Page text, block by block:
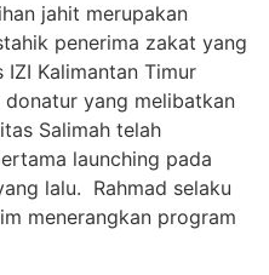
jahit merupakan
penerima zakat yang
Kalimantan Timur
donatur yang melibatkan
Salimah telah
launching pada
lalu. Rahmad selaku
menerangkan program